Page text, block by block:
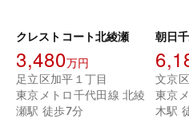
クレストコート北綾瀬
3,480万円
足立区加平１丁目
東京メトロ千代田線 北綾
瀬駅 徒歩7分
朝日
文京
東京
木駅